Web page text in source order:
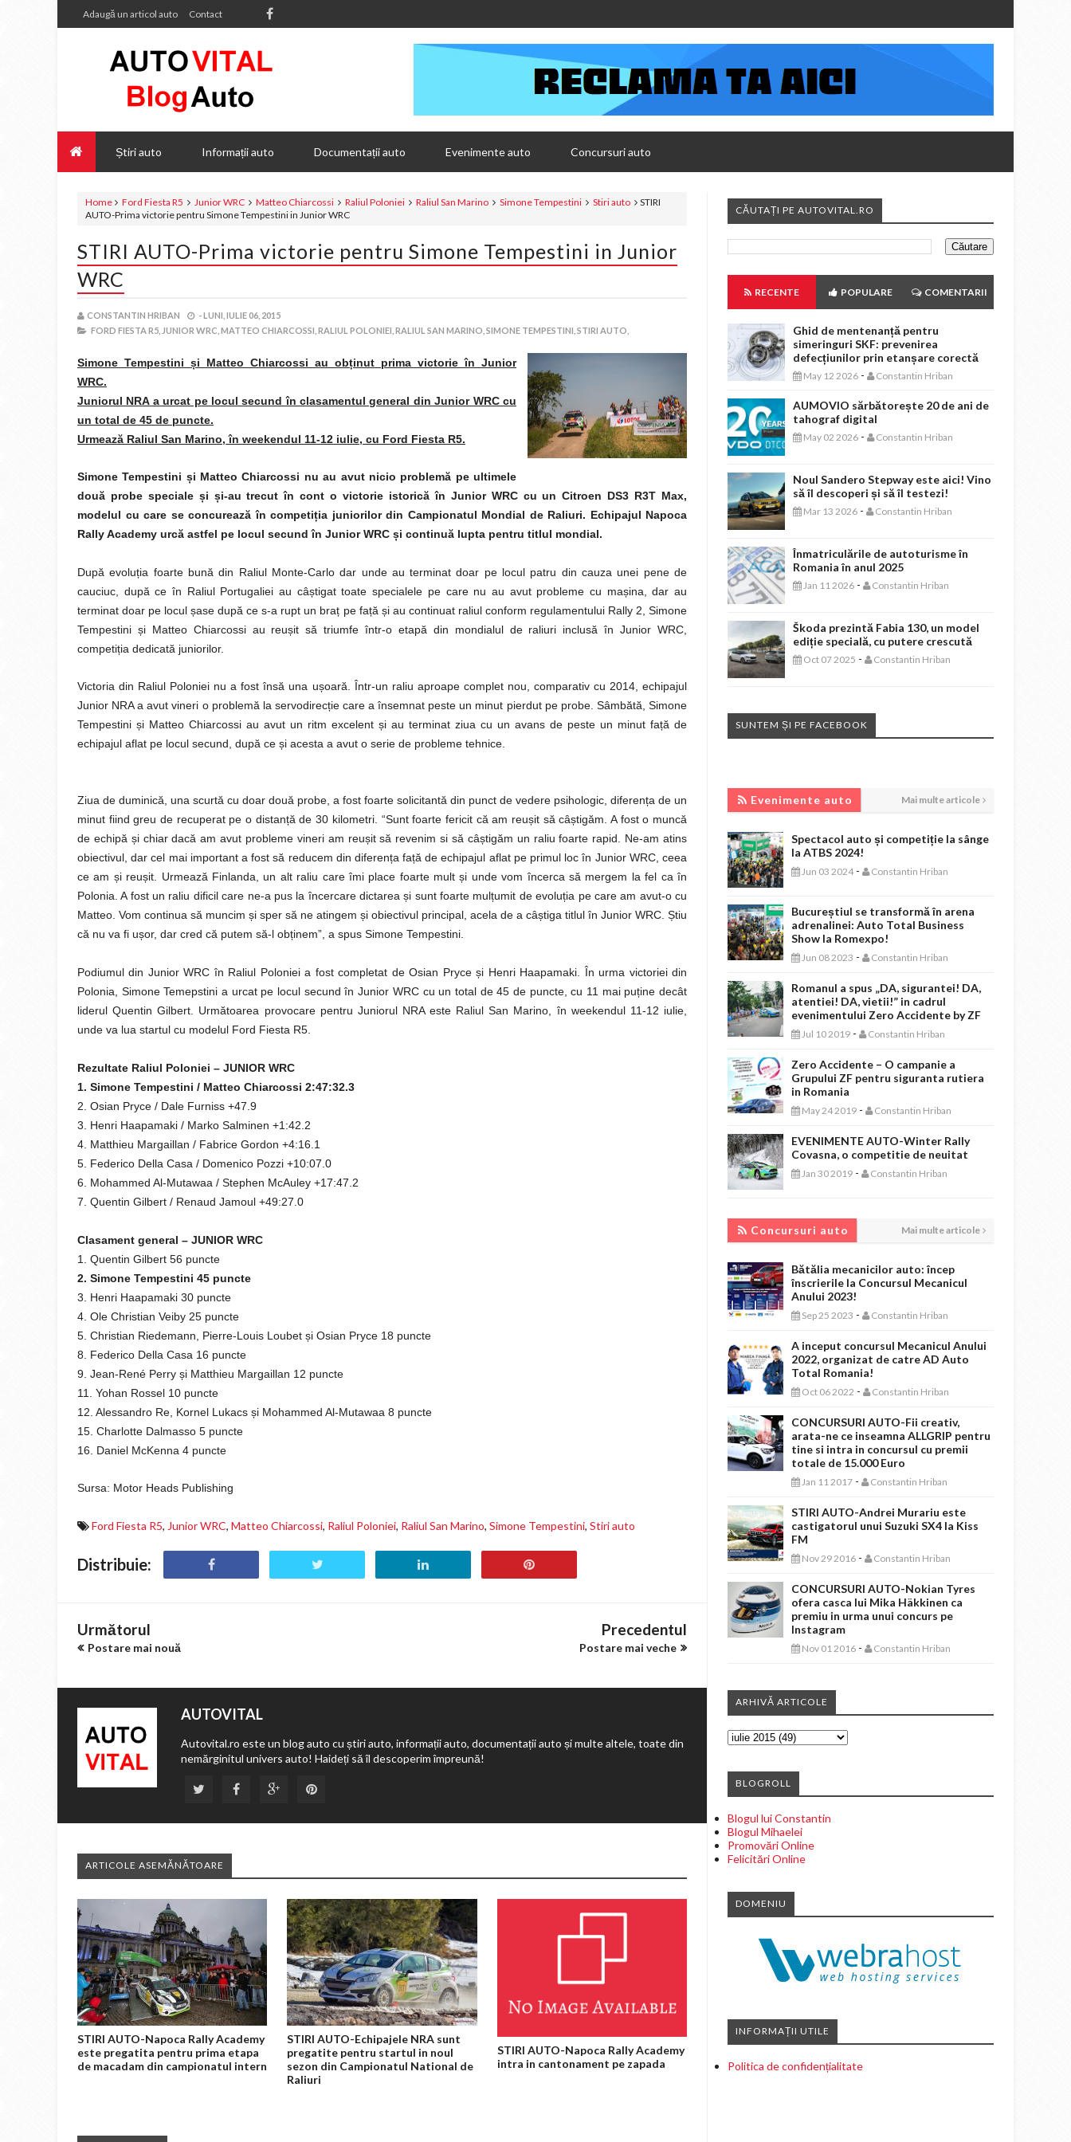
Adaugă un articol auto Contact
Știri auto Informații auto Documentații auto Evenimente auto Concursuri auto
Home Ford Fiesta R5 Junior WRC Matteo Chiarcossi Raliul Poloniei Raliul San Marino Simone Tempestini Stiri auto
STIRI
AUTO-Prima victorie pentru Simone Tempestini in Junior WRC
STIRI AUTO-Prima victorie pentru Simone Tempestini in Junior
WRC
CONSTANTIN HRIBAN -LUNI, IULIE 06, 2015
FORD FIESTA R5, JUNIOR WRC, MATTEO CHIARCOSSI, RALIUL POLONIEI, RALIUL SAN MARINO, SIMONE TEMPESTINI, STIRI AUTO,
Simone Tempestini și Matteo Chiarcossi au obținut prima victorie în Junior
WRC.
Juniorul NRA a urcat pe locul secund în clasamentul general din Junior WRC cu
un total de 45 de puncte.
Urmează Raliul San Marino, în weekendul 11-12 iulie, cu Ford Fiesta R5.
Simone Tempestini și Matteo Chiarcossi nu au avut nicio problemă pe ultimele
două probe speciale și și-au trecut în cont o victorie istorică în Junior WRC cu un Citroen DS3 R3T Max,
modelul cu care se concurează în competiția juniorilor din Campionatul Mondial de Raliuri. Echipajul Napoca
Rally Academy urcă astfel pe locul secund în Junior WRC și continuă lupta pentru titlul mondial.
După evoluția foarte bună din Raliul Monte-Carlo dar unde au terminat doar pe locul patru din cauza unei pene de
cauciuc, după ce în Raliul Portugaliei au câștigat toate specialele pe care nu au avut probleme cu mașina, dar au
terminat doar pe locul șase după ce s-a rupt un braț pe față și au continuat raliul conform regulamentului Rally 2, Simone
Tempestini și Matteo Chiarcossi au reușit să triumfe într-o etapă din mondialul de raliuri inclusă în Junior WRC,
competiția dedicată juniorilor.
Victoria din Raliul Poloniei nu a fost însă una ușoară. Într-un raliu aproape complet nou, comparativ cu 2014, echipajul
Junior NRA a avut vineri o problemă la servodirecție care a însemnat peste un minut pierdut pe probe. Sâmbătă, Simone
Tempestini și Matteo Chiarcossi au avut un ritm excelent și au terminat ziua cu un avans de peste un minut față de
echipajul aflat pe locul secund, după ce și acesta a avut o serie de probleme tehnice.
Ziua de duminică, una scurtă cu doar două probe, a fost foarte solicitantă din punct de vedere psihologic, diferența de un
minut fiind greu de recuperat pe o distanță de 30 kilometri. “Sunt foarte fericit că am reușit să câștigăm. A fost o muncă
de echipă și chiar dacă am avut probleme vineri am reușit să revenim si să câștigăm un raliu foarte rapid. Ne-am atins
obiectivul, dar cel mai important a fost să reducem din diferența față de echipajul aflat pe primul loc în Junior WRC, ceea
ce am și reușit. Urmează Finlanda, un alt raliu care îmi place foarte mult și unde vom încerca să mergem la fel ca în
Polonia. A fost un raliu dificil care ne-a pus la încercare dictarea și sunt foarte mulțumit de evoluția pe care am avut-o cu
Matteo. Vom continua să muncim și sper să ne atingem și obiectivul principal, acela de a câștiga titlul în Junior WRC. Știu
că nu va fi ușor, dar cred că putem să-l obținem”, a spus Simone Tempestini.
Podiumul din Junior WRC în Raliul Poloniei a fost completat de Osian Pryce și Henri Haapamaki. În urma victoriei din
Polonia, Simone Temepstini a urcat pe locul secund în Junior WRC cu un total de 45 de puncte, cu 11 mai puține decât
liderul Quentin Gilbert. Următoarea provocare pentru Juniorul NRA este Raliul San Marino, în weekendul 11-12 iulie,
unde va lua startul cu modelul Ford Fiesta R5.
Rezultate Raliul Poloniei – JUNIOR WRC
1. Simone Tempestini / Matteo Chiarcossi 2:47:32.3
2. Osian Pryce / Dale Furniss +47.9
3. Henri Haapamaki / Marko Salminen +1:42.2
4. Matthieu Margaillan / Fabrice Gordon +4:16.1
5. Federico Della Casa / Domenico Pozzi +10:07.0
6. Mohammed Al-Mutawaa / Stephen McAuley +17:47.2
7. Quentin Gilbert / Renaud Jamoul +49:27.0
Clasament general – JUNIOR WRC
1. Quentin Gilbert 56 puncte
2. Simone Tempestini 45 puncte
3. Henri Haapamaki 30 puncte
4. Ole Christian Veiby 25 puncte
5. Christian Riedemann, Pierre-Louis Loubet și Osian Pryce 18 puncte
8. Federico Della Casa 16 puncte
9. Jean-René Perry și Matthieu Margaillan 12 puncte
11. Yohan Rossel 10 puncte
12. Alessandro Re, Kornel Lukacs și Mohammed Al-Mutawaa 8 puncte
15. Charlotte Dalmasso 5 puncte
16. Daniel McKenna 4 puncte
Sursa: Motor Heads Publishing
Ford Fiesta R5, Junior WRC, Matteo Chiarcossi, Raliul Poloniei, Raliul San Marino, Simone Tempestini, Stiri auto
Distribuie:
Următorul
Postare mai nouă
Precedentul
Postare mai veche
AUTOVITAL
Autovital.ro este un blog auto cu știri auto, informații auto, documentații auto și multe altele, toate din
nemărginitul univers auto! Haideți să îl descoperim împreună!
ARTICOLE ASEMĂNĂTOARE
STIRI AUTO-Napoca Rally Academy
este pregatita pentru prima etapa
de macadam din campionatul intern
STIRI AUTO-Echipajele NRA sunt
pregatite pentru startul in noul
sezon din Campionatul National de
Raliuri
STIRI AUTO-Napoca Rally Academy
intra in cantonament pe zapada
CĂUTAȚI PE AUTOVITAL.RO
RECENTE POPULARE COMENTARII
Ghid de mentenanță pentru
simeringuri SKF: prevenirea
defecțiunilor prin etanșare corectă
May 12 2026 - Constantin Hriban
AUMOVIO sărbătorește 20 de ani de
tahograf digital
May 02 2026 - Constantin Hriban
Noul Sandero Stepway este aici! Vino
să îl descoperi și să îl testezi!
Mar 13 2026 - Constantin Hriban
Înmatriculările de autoturisme în
Romania în anul 2025
Jan 11 2026 - Constantin Hriban
Škoda prezintă Fabia 130, un model
ediție specială, cu putere crescută
Oct 07 2025 - Constantin Hriban
SUNTEM ȘI PE FACEBOOK
Evenimente auto Mai multe articole
Spectacol auto și competiție la sânge
la ATBS 2024!
Jun 03 2024 - Constantin Hriban
Bucureștiul se transformă în arena
adrenalinei: Auto Total Business
Show la Romexpo!
Jun 08 2023 - Constantin Hriban
Romanul a spus „DA, sigurantei! DA,
atentiei! DA, vietii!” in cadrul
evenimentului Zero Accidente by ZF
Jul 10 2019 - Constantin Hriban
Zero Accidente – O campanie a
Grupului ZF pentru siguranta rutiera
in Romania
May 24 2019 - Constantin Hriban
EVENIMENTE AUTO-Winter Rally
Covasna, o competitie de neuitat
Jan 30 2019 - Constantin Hriban
Concursuri auto Mai multe articole
Bătălia mecanicilor auto: încep
înscrierile la Concursul Mecanicul
Anului 2023!
Sep 25 2023 - Constantin Hriban
A inceput concursul Mecanicul Anului
2022, organizat de catre AD Auto
Total Romania!
Oct 06 2022 - Constantin Hriban
CONCURSURI AUTO-Fii creativ,
arata-ne ce inseamna ALLGRIP pentru
tine si intra in concursul cu premii
totale de 15.000 Euro
Jan 11 2017 - Constantin Hriban
STIRI AUTO-Andrei Murariu este
castigatorul unui Suzuki SX4 la Kiss
FM
Nov 29 2016 - Constantin Hriban
CONCURSURI AUTO-Nokian Tyres
ofera casca lui Mika Häkkinen ca
premiu in urma unui concurs pe
Instagram
Nov 01 2016 - Constantin Hriban
ARHIVĂ ARTICOLE
BLOGROLL
Blogul lui Constantin
Blogul Mihaelei
Promovări Online
Felicitări Online
DOMENIU
INFORMAȚII UTILE
Politica de confidențialitate